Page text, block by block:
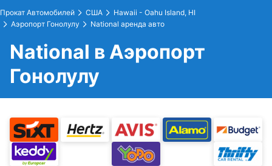
Прокат Автомобилей США
Hawaii - Oahu Island, HI
Аэропорт Гонолулу
National аренда авто
National в Аэропорт
Гонолулу